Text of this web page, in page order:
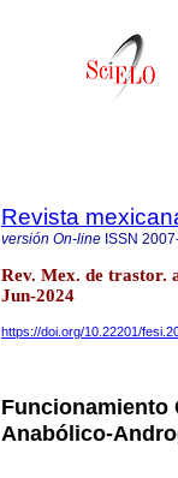
Revista
versión On-line ISSN
Rev. Mex. de trastor.
Jun-2024
https://doi.org/10.22201/
Funcionamiento
Anabólico-